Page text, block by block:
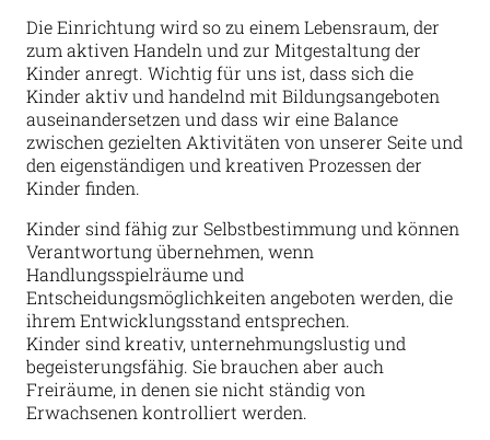
Die Einrichtung wird so zu einem Lebensraum, der
zum aktiven Handeln und zur Mitgestaltung der
Kinder anregt. Wichtig für uns ist, dass sich die
Kinder aktiv und handelnd mit Bildungsangeboten
auseinandersetzen und dass wir eine Balance
zwischen gezielten Aktivitäten von unserer Seite und
den eigenständigen und kreativen Prozessen der
Kinder finden.
Kinder sind fähig zur Selbstbestimmung und können
Verantwortung übernehmen, wenn
Handlungsspielräume und
Entscheidungsmöglichkeiten angeboten werden, die
ihrem Entwicklungsstand entsprechen.
Kinder sind kreativ, unternehmungslustig und
begeisterungsfähig. Sie brauchen aber auch
Freiräume, in denen sie nicht ständig von
Erwachsenen kontrolliert werden.